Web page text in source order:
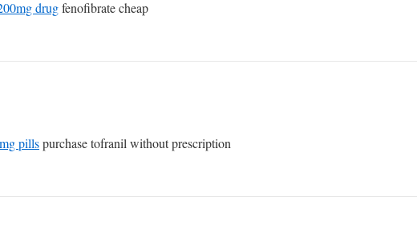
drugfenofibrate cheap
pillspurchase tofranil without prescription